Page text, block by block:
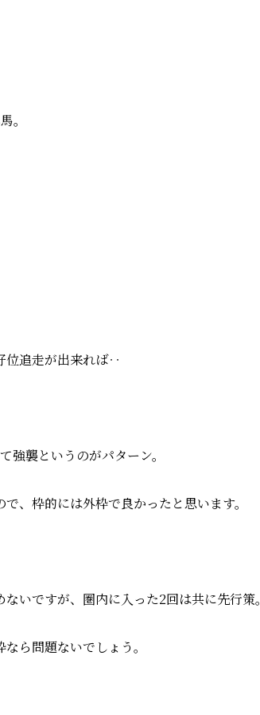
。
位追走が出来れば‥
強襲というのがパターン。
、枠的には外枠で良かったと思います。
いですが、圏内に入った2回は共に先行策。
ら問題ないでしょう。